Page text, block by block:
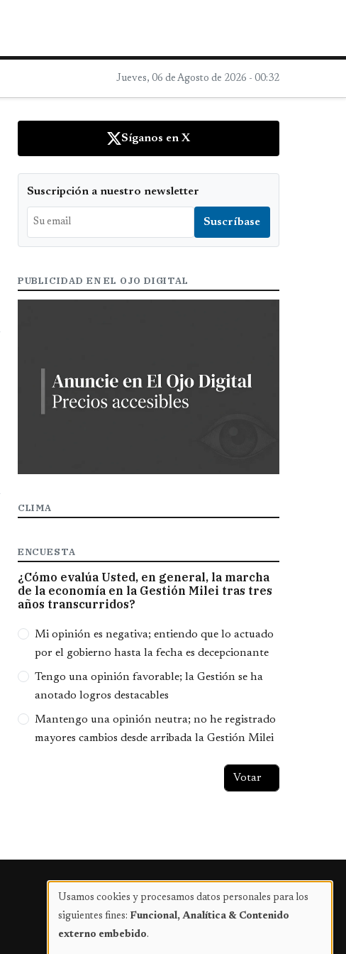
Jueves, 06 de Agosto de 2026 - 00:32
Síganos en X
Suscripción a nuestro newsletter
PUBLICIDAD EN EL OJO DIGITAL
CLIMA
ENCUESTA
¿Cómo evalúa Usted, en general, la marcha
de la economía en la Gestión Milei tras tres
años transcurridos?
Opciones
Mi opinión es negativa; entiendo que lo actuado
por el gobierno hasta la fecha es decepcionante
Tengo una opinión favorable; la Gestión se ha
anotado logros destacables
Mantengo una opinión neutra; no he registrado
mayores cambios desde arribada la Gestión Milei
Publicidad
Uso
de
Usamos cookies y procesamos datos personales para los
siguientes fines: Funcional, Analítica & Contenido
externo embebido.